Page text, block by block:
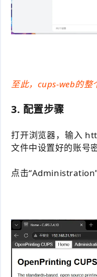
至此，cups-web的整
3. 配置步骤
打开浏览器，输入
文件中设置好的账号
点击